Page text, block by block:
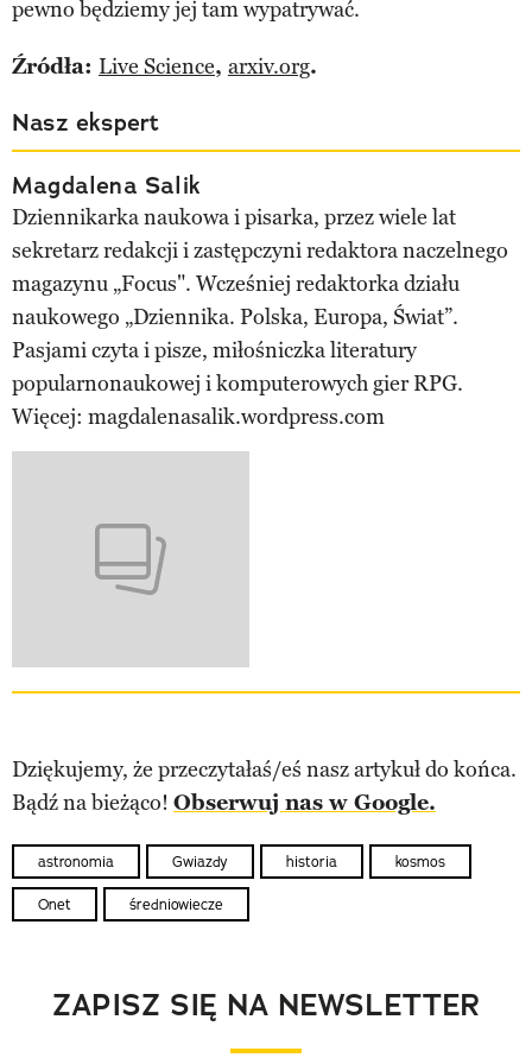
pewno będziemy jej tam wypatrywać.
Źródła: Live Science, arxiv.org.
Nasz ekspert
Magdalena Salik
Dziennikarka naukowa i pisarka, przez wiele lat
sekretarz redakcji i zastępczyni redaktora naczelnego
magazynu „Focus". Wcześniej redaktorka działu
naukowego „Dziennika. Polska, Europa, Świat”.
Pasjami czyta i pisze, miłośniczka literatury
popularnonaukowej i komputerowych gier RPG.
Więcej: magdalenasalik.wordpress.com
Dziękujemy, że przeczytałaś/eś nasz artykuł do końca.
Bądź na bieżąco! Obserwuj nas w Google.
astronomia Gwiazdy historia kosmos
Onet średniowiecze
ZAPISZ SIĘ NA NEWSLETTER